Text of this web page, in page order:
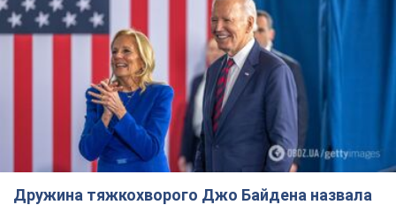
Дружина тяжкохворого Джо Байдена назвала